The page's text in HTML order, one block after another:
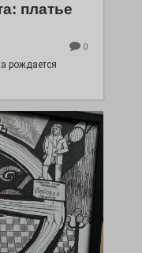
платье
0
рождается